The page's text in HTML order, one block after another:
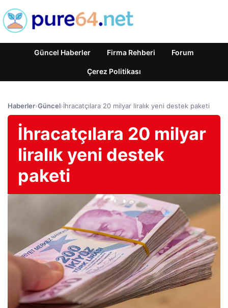
Güncel Haberler Firma Rehberi Forum
Çerez Politikası
Haberler›Güncel›İhracatçılara 20 milyar liralık yeni destek paketi
İhracatçılara 20 milyar
liralık yeni destek
paketi